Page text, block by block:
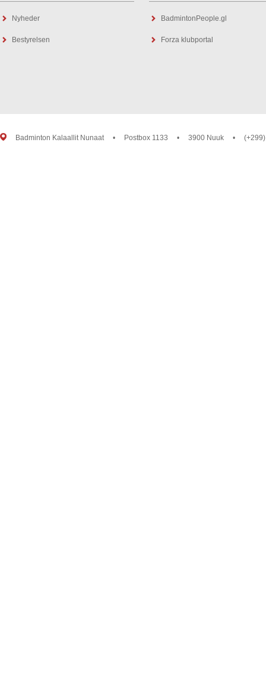
Nyheder
Bestyrelsen
BadmintonPeople.gl
Forza klubportal
Badminton Kalaallit Nunaat • Postbox 1133 • 3900 Nuuk •